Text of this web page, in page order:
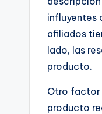
influyentes
afiliados
lado, las
producto.
Otro factor
producto